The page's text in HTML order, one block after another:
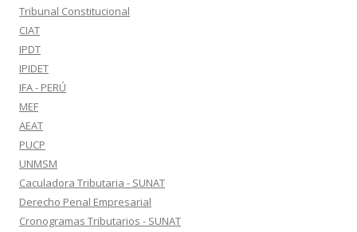
Tribunal Constitucional
CIAT
IPDT
IPIDET
IFA - PERÚ
MEF
AEAT
PUCP
UNMSM
Caculadora Tributaria - SUNAT
Derecho Penal Empresarial
Cronogramas Tributarios - SUNAT